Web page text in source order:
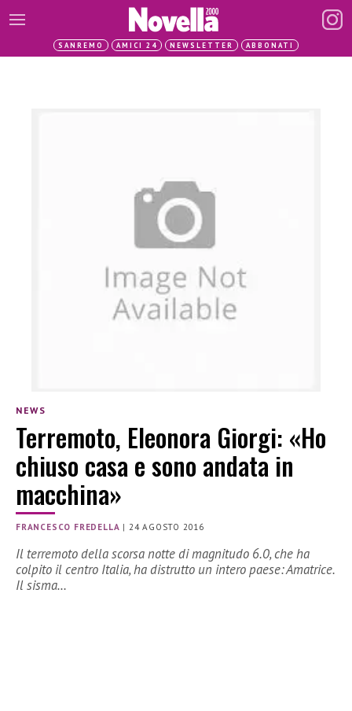
SANREMO AMICI 24 NEWSLETTER ABBONATI
NEWS
Terremoto, Eleonora Giorgi: «Ho
chiuso casa e sono andata in
macchina»
FRANCESCO FREDELLA | 24 AGOSTO 2016
Il terremoto della scorsa notte di magnitudo 6.0, che ha
colpito il centro Italia, ha distrutto un intero paese: Amatrice.
Il sisma…